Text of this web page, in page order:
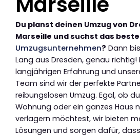
Du planst deinen Umzug von
Marseille und suchst das beste
Umzugsunternehmen? Dann
Lang aus Dresden, genau richtig!
langjährigen Erfahrung und
Team sind wir der perfekte
reibungslosen Umzug. Egal, ob
Wohnung oder ein ganzes Haus
verlagern möchtest, wir bieten
Lösungen und sorgen dafür,